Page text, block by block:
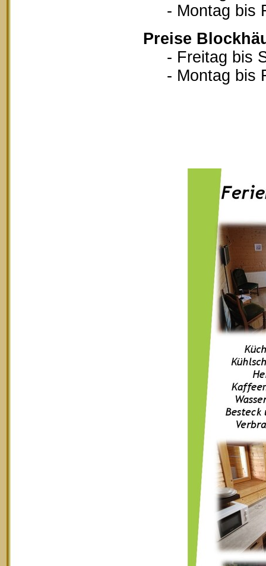
- Montag bis
Preise
- Freitag bis
- Montag bis